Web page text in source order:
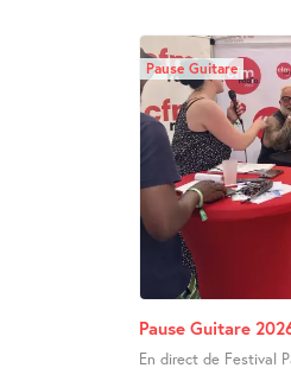
Pause Guitare
Pause Guitare
En direct de Festival